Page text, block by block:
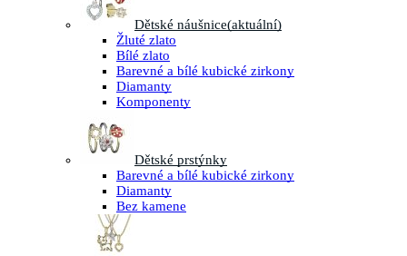
Dětské náušnice(aktuální)
Žluté zlato
Bílé zlato
Barevné a bílé kubické zirkony
Diamanty
Komponenty
Dětské prstýnky
Barevné a bílé kubické zirkony
Diamanty
Bez kamene